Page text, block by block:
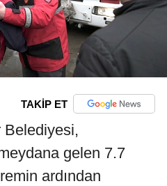
TAKİP ET
Belediyesi,
gelen 7.7
ardından